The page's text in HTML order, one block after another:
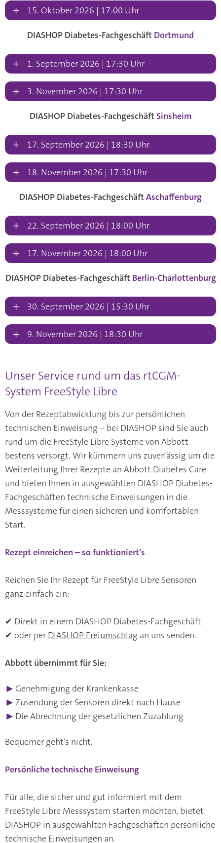
+ 15. Oktober 2026 | 17:00 Uhr
DIASHOP Diabetes-Fachgeschäft Dortmund
+ 1. September 2026 | 17:30 Uhr
+ 3. November 2026 | 17:30 Uhr
DIASHOP Diabetes-Fachgeschäft Sinsheim
+ 17. September 2026 | 18:30 Uhr
+ 18. November 2026 | 17:30 Uhr
DIASHOP Diabetes-Fachgeschäft Aschaffenburg
+ 22. September 2026 | 18:00 Uhr
+ 17. November 2026 | 18:00 Uhr
DIASHOP Diabetes-Fachgeschäft Berlin-Charlottenburg
+ 30. September 2026 | 15:30 Uhr
+ 9. November 2026 | 18:30 Uhr
Unser Service rund um das rtCGM-
System FreeStyle Libre
Von der Rezeptabwicklung bis zur persönlichen
technischen Einweisung – bei DIASHOP sind Sie auch
rund um die FreeStyle Libre Systeme von Abbott
bestens versorgt. Wir kümmern uns zuverlässig um die
Weiterleitung Ihrer Rezepte an Abbott Diabetes Care
und bieten Ihnen in ausgewählten DIASHOP Diabetes-
Fachgeschäften technische Einweisungen in die
Messsysteme für einen sicheren und komfortablen
Start.
Rezept einreichen – so funktioniert’s
Reichen Sie Ihr Rezept für FreeStyle Libre Sensoren
ganz einfach ein:
✔ Direkt in einem DIASHOP Diabetes-Fachgeschäft
✔ oder per DIASHOP Freiumschlag an uns senden.
Abbott übernimmt für Sie:
▶ Genehmigung der Krankenkasse
▶ Zusendung der Sensoren direkt nach Hause
▶ Die Abrechnung der gesetzlichen Zuzahlung
Bequemer geht’s nicht.
Persönliche technische Einweisung
Für alle, die sicher und gut informiert mit dem
FreeStyle Libre Messsystem starten möchten, bietet
DIASHOP in ausgewählten Fachgeschäften persönliche
technische Einweisungen an.